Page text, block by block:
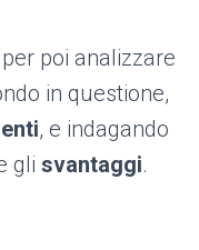
per poi analizzare
in questione,
, e indagando
gli svantaggi.